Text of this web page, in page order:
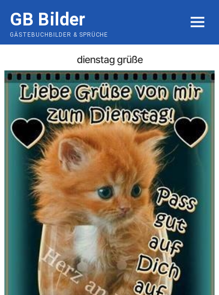
content
GB Bilder
GÄSTEBUCHBILDER & SPRÜCHE
MENU
dienstag grüße